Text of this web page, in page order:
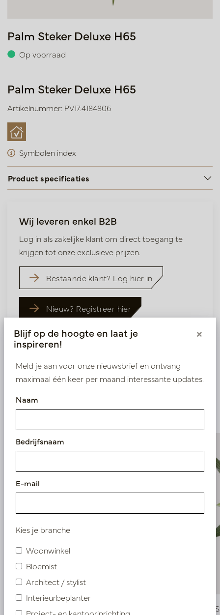
Palm Steker Deluxe H65
Op voorraad
Palm Steker Deluxe H65
Artikelnummer: PV17.4184806
Symbolen index
Product specificaties
Wij leveren enkel B2B
Log in als zakelijke klant om direct toegang te
krijgen tot onze exclusieve prijzen.
Bestaande klant? Log hier in
Nieuw? Registreer hier
Vergelijkbare
producten
Strelitzia Steker H100
Blijf op de hoogte en laat je
inspireren!
×
Meld je aan voor onze nieuwsbrief en ontvang
maximaal één keer per maand interessante updates.
Naam
Bedrijfsnaam
E-mail
Kies je branche
Woonwinkel
Bloemist
Architect / stylist
Interieurbeplanter